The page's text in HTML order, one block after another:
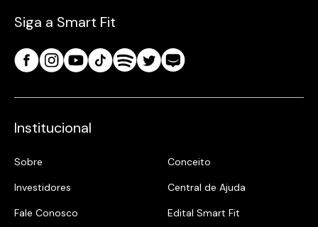
Siga a Smart Fit
Institucional
Sobre
Conceito
Investidores
Central de Ajuda
Fale Conosco
Edital Smart Fit